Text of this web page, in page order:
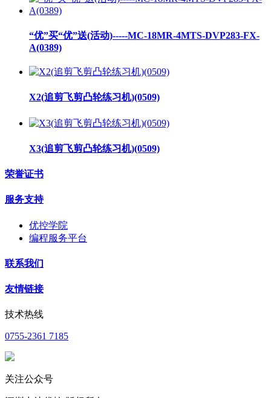
“优”买“优”送(活动)-----MC-18MR-4MTS-DVP283-FX-
A(0389)
X2(追剪飞剪凸轮练习机)(0509)
X3(追剪飞剪凸轮练习机)(0509)
荣誉证书
服务支持
优控学院
编程服务平台
联系我们
友情链接
技术热线
0755-2361 7185
关注公众号